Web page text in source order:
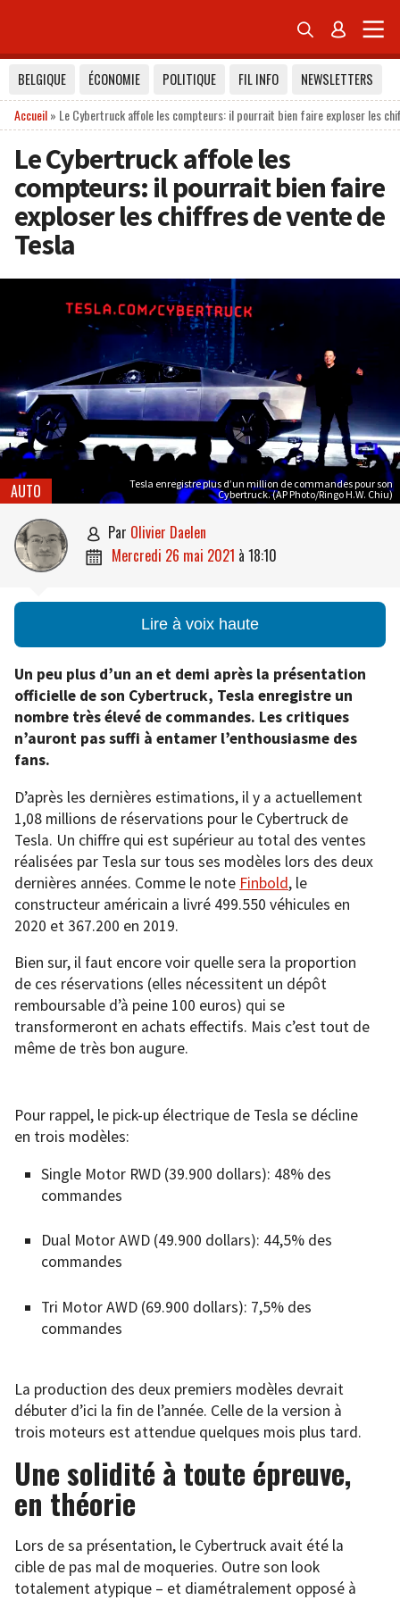
 
BELGIQUE ÉCONOMIE POLITIQUE FIL INFO
NEWSLETTERS
Accueil» Le Cybertruck affole les compteurs: il pourrait bien faire exploser les
Le Cybertruck affole les
compteurs: il pourrait bien faire
exploser les chiffres de vente de
Tesla
Tesla enregistre plus d’un million de commandes pour son
Cybertruck. (AP Photo/Ringo H.W. Chiu)
AUTO
 par Olivier Daelen
 mercredi 26 mai 2021 à 18:10
Lire à voix haute
Un peu plus d’un an et demi après la présentation
officielle de son Cybertruck, Tesla enregistre un
nombre très élevé de commandes. Les critiques
n’auront pas suffi à entamer l’enthousiasme des
fans.
D’après les dernières estimations, il y a actuellement
1,08 millions de réservations pour le Cybertruck de
Tesla. Un chiffre qui est supérieur au total des ventes
réalisées par Tesla sur tous ses modèles lors des deux
dernières années. Comme le note Finbold, le
constructeur américain a livré 499.550 véhicules en
2020 et 367.200 en 2019.
Bien sur, il faut encore voir quelle sera la proportion
de ces réservations (elles nécessitent un dépôt
remboursable d’à peine 100 euros) qui se
transformeront en achats effectifs. Mais c’est tout de
même de très bon augure.
Pour rappel, le pick-up électrique de Tesla se décline
en trois modèles:
Single Motor RWD (39.900 dollars): 48% des
commandes
Dual Motor AWD (49.900 dollars): 44,5% des
commandes
Tri Motor AWD (69.900 dollars): 7,5% des
commandes
La production des deux premiers modèles devrait
débuter d’ici la fin de l’année. Celle de la version à
trois moteurs est attendue quelques mois plus tard.
Une solidité à toute épreuve,
en théorie
Lors de sa présentation, le Cybertruck avait été la
cible de pas mal de moqueries. Outre son look
totalement atypique – et diamétralement opposé à